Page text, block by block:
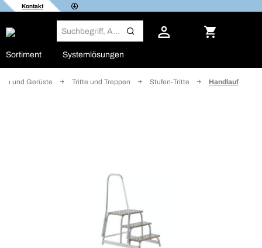
Kontakt
Sortiment Systemlösungen
und Gerüste Tritte und Treppen Stufen-Tritte Handlauf